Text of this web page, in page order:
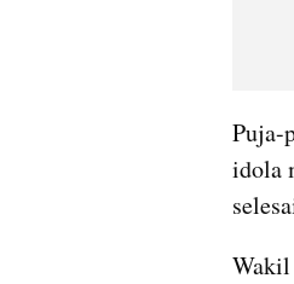
Puja-
idola
Wakil